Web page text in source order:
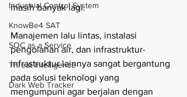
Industrial Control System
KnowBe4 SAT
SOC as a Service
Threat Intelligence
Dark Web Tracker
masih banyak lagi.
Manajemen lalu lintas, instalasi
pengolahan air, dan infrastruktur-
infrastruktur lainnya sangat bergantung
pada solusi teknologi yang
mengumpuni agar berjalan dengan